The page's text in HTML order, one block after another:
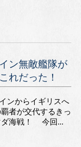
ン無敵艦隊が
れだった！
ンからイギリスへ
者が交代するきっ
ダ海戦！ 今回...